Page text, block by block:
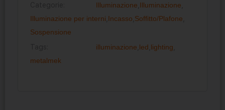
Illuminazione Illuminazione
Illuminazione per interni Incasso Soffitto/Plafone
Sospensione
illuminazione led lighting
metalmek